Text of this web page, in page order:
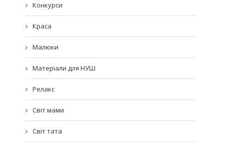
Конкурси
Краса
Малюки
Матеріали для НУШ
Релакс
Світ мами
Світ тата